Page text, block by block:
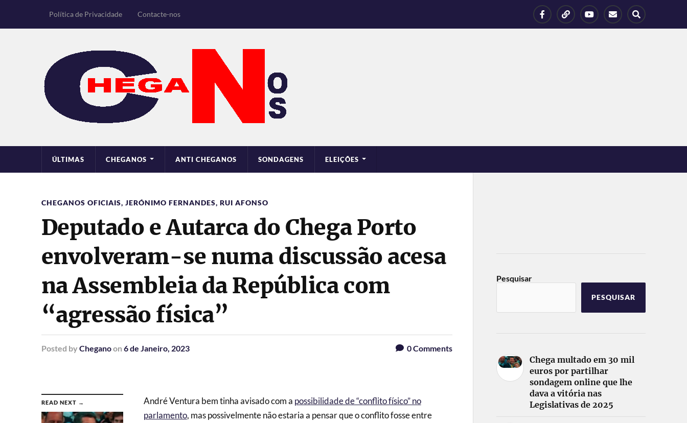
Política de Privacidade Contacte-nos
ÚLTIMAS CHEGANOS ANTI CHEGANOS SONDAGENS ELEIÇÕES
CHEGANOS OFICIAIS, JERÓNIMO FERNANDES, RUI AFONSO
Deputado e Autarca do Chega Porto
envolveram-se numa discussão acesa
na Assembleia da República com
“agressão física”
Posted by Cheganoon 6 de Janeiro, 2023 0Comments
READ NEXT → André Ventura bem tinha avisado com a possibilidade de “conflito físico” no
parlamento, mas possivelmente não estaria a pensar que o conflito fosse entre
Pesquisar
PESQUISAR
Chega multado em 30 mil
euros por partilhar
sondagem online que lhe
dava a vitória nas
Legislativas de 2025